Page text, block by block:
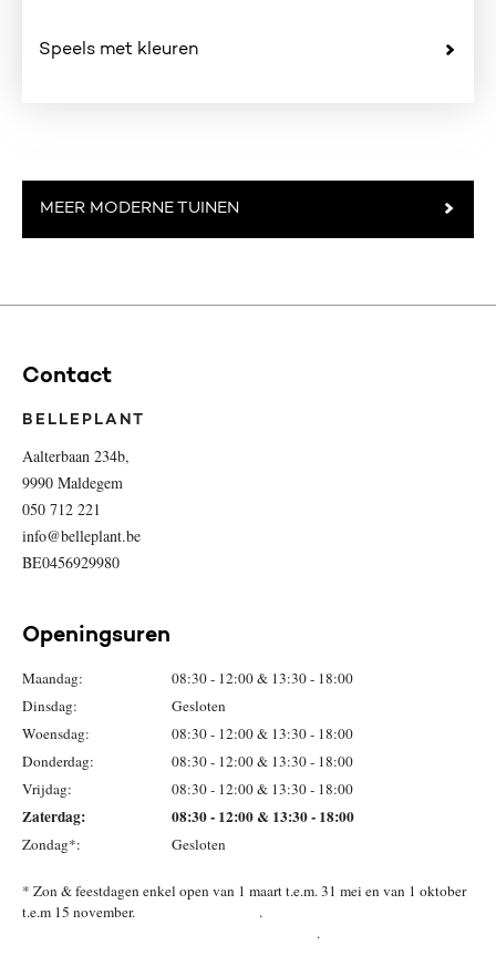
Speels met kleuren
MEER MODERNE TUINEN
Contact
BELLEPLANT
Aalterbaan 234b,
9990 Maldegem
050 712 221
info@belleplant.be
BE0456929980
Openingsuren
Maandag:
08:30 - 12:00 & 13:30 - 18:00
Dinsdag:
Gesloten
Woensdag:
08:30 - 12:00 & 13:30 - 18:00
Donderdag:
08:30 - 12:00 & 13:30 - 18:00
Vrijdag:
08:30 - 12:00 & 13:30 - 18:00
Zaterdag: 08:30 - 12:00 & 13:30 - 18:00
Zondag*: Gesloten
* Zon & feestdagen enkel open van 1 maart t.e.m. 31 mei en van 1 oktober
t.e.m 15 november. .
.